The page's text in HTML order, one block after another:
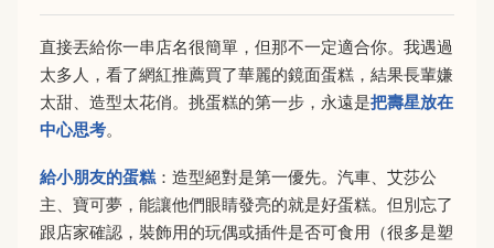
直接丟給你一串店名很簡單，但那不一定適合你。我遇過
太多人，看了網紅推薦買了華麗的鏡面蛋糕，結果長輩嫌
太甜、造型太花俏。挑蛋糕的第一步，永遠是把壽星放在
中心思考。
給小朋友的蛋糕 ：造型絕對是第一優先。汽車、艾莎公
主、寶可夢，能讓他們眼睛發亮的就是好蛋糕。但別忘了
跟店家確認，裝飾用的玩偶或插件是否可食用（很多是塑